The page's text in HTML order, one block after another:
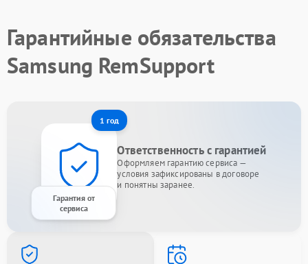
Гарантийные обязательства
Samsung RemSupport
1 год
Гарантия от
сервиса
Ответственность с гарантией
Оформляем гарантию сервиса —
условия зафиксированы в договоре
и понятны заранее.